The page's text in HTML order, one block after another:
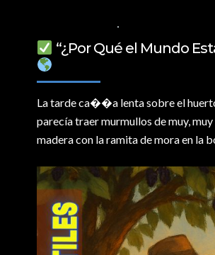
“¿Por Qué el Mundo
La tarde ca��a lenta sobre el
parecía traer murmullos de muy,
madera con la ramita de mora en la